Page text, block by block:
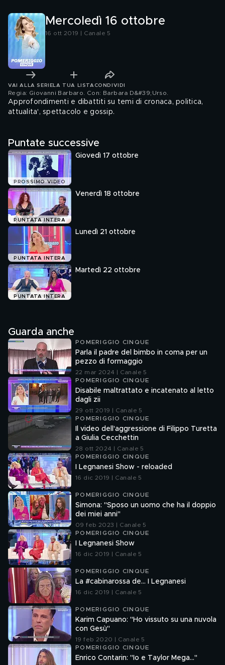
Mercoledì 16 ottobre
16 ott 2019 | Canale 5
VAI ALLA SERIE LA TUA LISTA CONDIVIDI
Regia: Giovanni Barbaro. Con: Barbara D&#39;Urso
Approfondimenti e dibattiti su temi di cronaca, politica,
attualita', spettacolo e gossip.
Puntate successive
PROSSIMO VIDEO
Giovedì 17 ottobre
PUNTATA INTERA
Venerdì 18 ottobre
PUNTATA INTERA
Lunedì 21 ottobre
PUNTATA INTERA
Martedì 22 ottobre
Guarda anche
POMERIGGIO CINQUE
Parla il padre del bimbo in coma per un
pezzo di formaggio
22 mar 2024 | Canale 5
POMERIGGIO CINQUE
Disabile maltrattato e incatenato al letto
dagli zii
29 ott 2019 | Canale 5
POMERIGGIO CINQUE
Il video dell'aggressione di Filippo Turetta
a Giulia Cecchettin
28 ott 2024 | Canale 5
POMERIGGIO CINQUE
I Legnanesi Show - reloaded
16 dic 2019 | Canale 5
POMERIGGIO CINQUE
Simona: "Sposo un uomo che ha il doppio
dei miei anni"
09 feb 2023 | Canale 5
POMERIGGIO CINQUE
I Legnanesi Show
16 dic 2019 | Canale 5
POMERIGGIO CINQUE
La #cabinarossa de… I Legnanesi
16 dic 2019 | Canale 5
POMERIGGIO CINQUE
Karim Capuano: "Ho vissuto su una nuvola
con Gesù"
19 feb 2020 | Canale 5
POMERIGGIO CINQUE
Enrico Contarin: "Io e Taylor Mega..."